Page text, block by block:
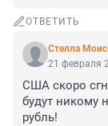
ОТВЕТИТЬ
Стелла
21 февраля
США скоро
будут никому
рубль!